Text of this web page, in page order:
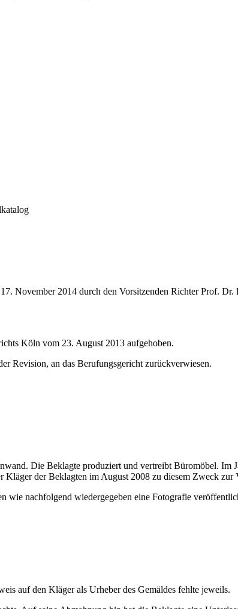
November 2014 durch den Vorsitzenden Richter Prof.
Köln vom 23. August 2013 aufgehoben.
Revision, an das Berufungsgericht zurückverwiesen.
Die Beklagte produziert und vertreibt Büromöbel. Im
der Beklagten im August 2008 zu diesem Zweck zur
wie nachfolgend wiedergegeben eine Fotografie
auf den Kläger als Urheber des Gemäldes fehlte jeweils.